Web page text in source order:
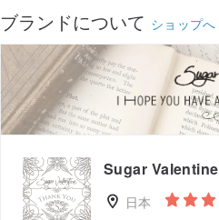
ブランドについて ショップへ
Sugar Valentine
日本